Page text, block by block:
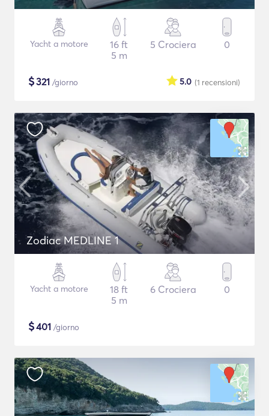
Yacht a motore
16 ft
5 m
5 Crociera 0
$321 /giorno (1 recensioni)
5.0
Zodiac MEDLINE 1
Yacht a motore
18 ft
5 m
6 Crociera 0
$401 /giorno